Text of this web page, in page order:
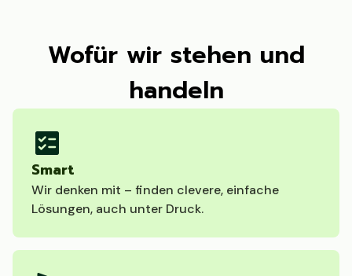
Wofür wir stehen und
handeln
Smart
Wir denken mit – finden clevere, einfache
Lösungen, auch unter Druck.